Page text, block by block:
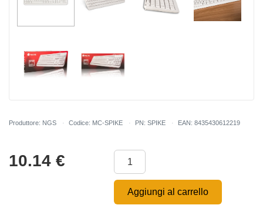
Produttore: NGS Codice: MC-SPIKE PN: SPIKE EAN: 8435430612219
10.14 €
Aggiungi al carrello